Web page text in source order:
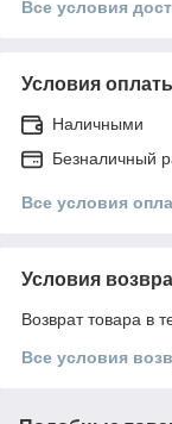
Все условия
Условия
Наличными
Безналичный
Все условия
Условия
Возврат товара в
Все условия